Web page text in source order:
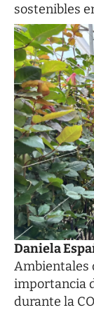
sostenibles
Daniela
Ambientales
importancia
durante la